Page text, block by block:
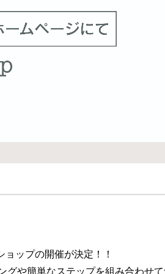
ップの開催が決定！！
グや簡単なステップを組み合わせ